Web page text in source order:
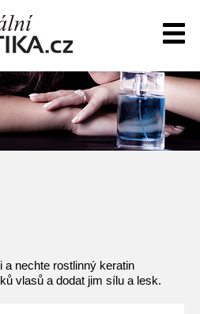
a nechte rostlinný keratin
vlasů a dodat jim sílu a lesk.